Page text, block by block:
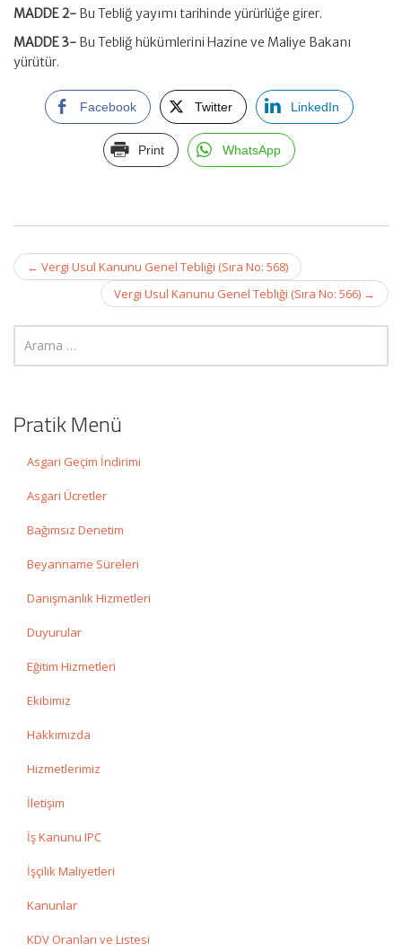
MADDE 2- Bu Tebliğ yayımı tarihinde yürürlüğe girer.
MADDE 3- Bu Tebliğ hükümlerini Hazine ve Maliye Bakanı
yürütür.
Facebook Twitter LinkedIn
Print WhatsApp
Post
navigation
← Vergi Usul Kanunu Genel Tebliği (Sıra No: 568)
Vergi Usul Kanunu Genel Tebliği (Sıra No: 566) →
Pratik Menü
Asgari Geçim İndirimi
Asgari Ücretler
Bağımsız Denetim
Beyanname Süreleri
Danışmanlık Hizmetleri
Duyurular
Eğitim Hizmetleri
Ekibimiz
Hakkımızda
Hizmetlerimiz
İletişim
İş Kanunu IPC
İşçilik Maliyetleri
Kanunlar
KDV Oranları ve Listesi